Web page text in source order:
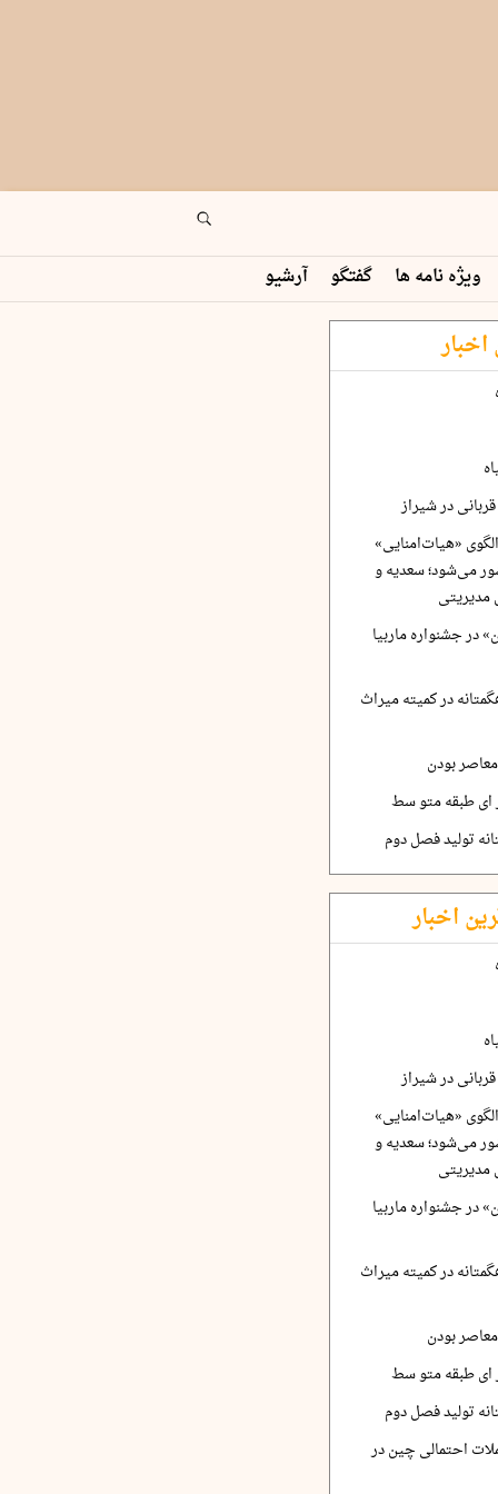
ویژه نامه ها گفتگو آرشیو
در شیراز
«هیات‌امنایی»
می‌شود؛ سعدیه و
مدیریتی
در جشنواره ماربیا
در کمیته میراث
بودن
ای طبقه متو سط
تولید فصل دوم
اخبار
در شیراز
«هیات‌امنایی»
می‌شود؛ سعدیه و
مدیریتی
در جشنواره ماربیا
در کمیته میراث
بودن
ای طبقه متو سط
تولید فصل دوم
احتمالی چین در